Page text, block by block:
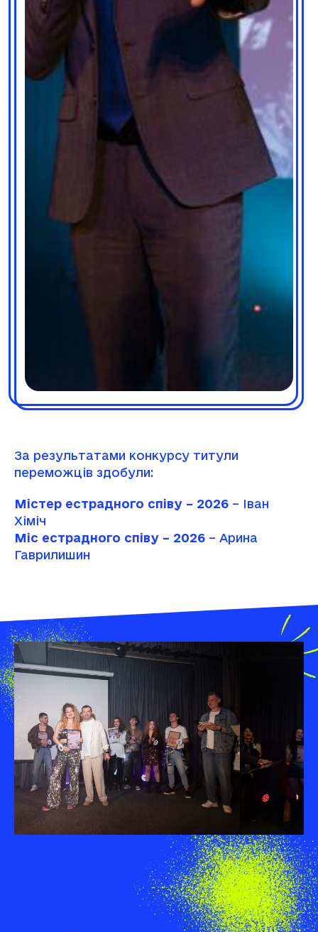
За результатами конкурсу титули
переможців здобули:
Містер естрадного співу – 2026 – Іван
Хіміч
Міс естрадного співу – 2026 – Арина
Гаврилишин
Конкурс вкотре довів, що студенти